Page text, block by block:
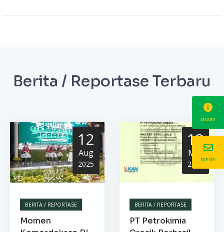
Berita / Reportase Terbaru
12
Aug
2025
BERITA / REPORTASE
Momen
13
Mar
2025
BERITA / REPORTASE
PT Petrokimia
tautan
kontak